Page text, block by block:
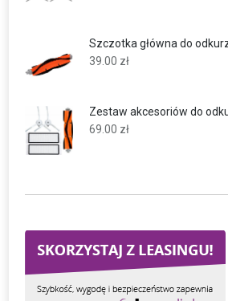
Szczotka główna do
39.00 zł
Zestaw akcesoriów do
69.00 zł